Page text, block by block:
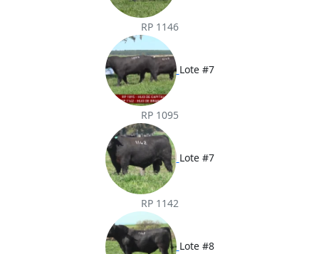
RP 1146
Lote #7
RP 1095
Lote #7
RP 1142
Lote #8